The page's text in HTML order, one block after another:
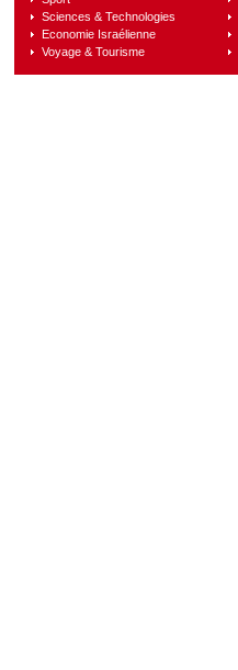
Sciences & Technologies
Economie Israélienne
Voyage & Tourisme